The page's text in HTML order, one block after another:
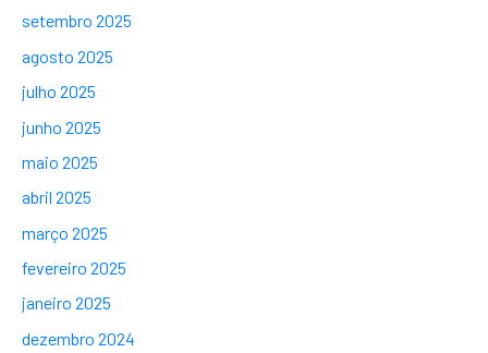
setembro 2025
agosto 2025
julho 2025
junho 2025
maio 2025
abril 2025
março 2025
fevereiro 2025
janeiro 2025
dezembro 2024